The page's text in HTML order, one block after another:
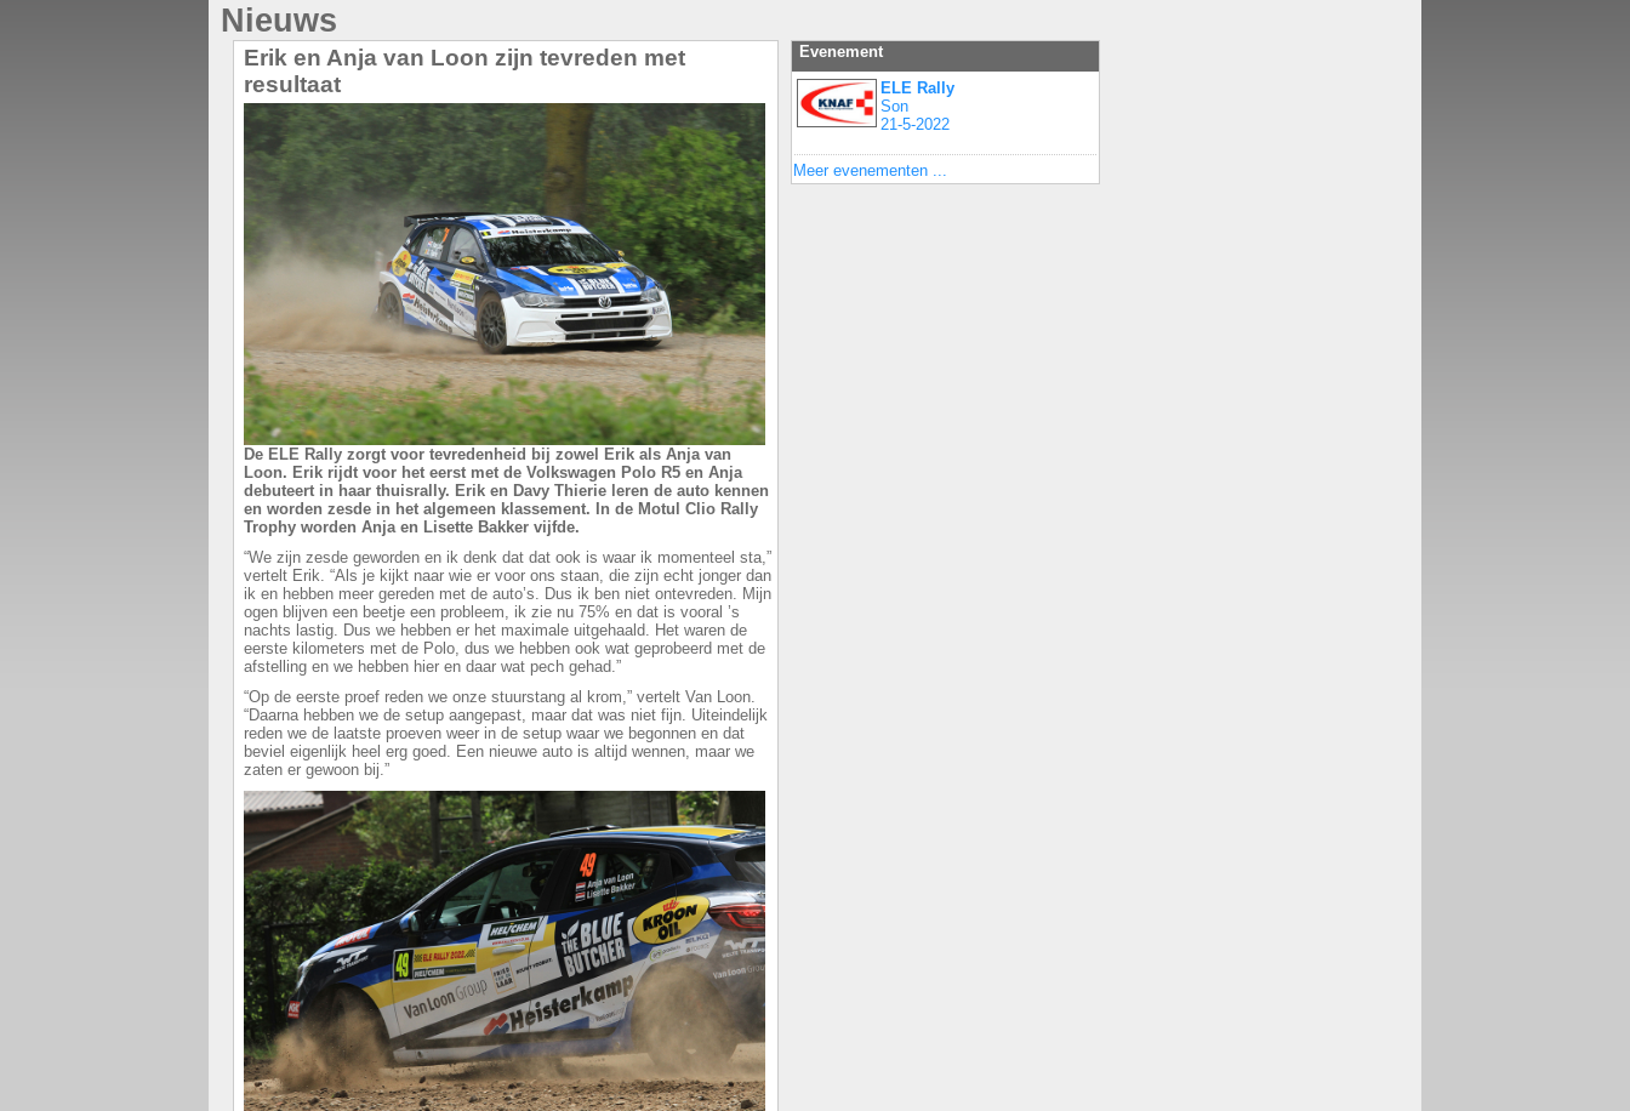
Nieuws
Erik en Anja van Loon zijn tevreden met
resultaat
De ELE Rally zorgt voor tevredenheid bij zowel Erik als Anja van
Loon. Erik rijdt voor het eerst met de Volkswagen Polo R5 en Anja
debuteert in haar thuisrally. Erik en Davy Thierie leren de auto kennen
en worden zesde in het algemeen klassement. In de Motul Clio Rally
Trophy worden Anja en Lisette Bakker vijfde.
“We zijn zesde geworden en ik denk dat dat ook is waar ik momenteel sta,”
vertelt Erik. “Als je kijkt naar wie er voor ons staan, die zijn echt jonger dan
ik en hebben meer gereden met de auto’s. Dus ik ben niet ontevreden. Mijn
ogen blijven een beetje een probleem, ik zie nu 75% en dat is vooral ’s
nachts lastig. Dus we hebben er het maximale uitgehaald. Het waren de
eerste kilometers met de Polo, dus we hebben ook wat geprobeerd met de
afstelling en we hebben hier en daar wat pech gehad.”
“Op de eerste proef reden we onze stuurstang al krom,” vertelt Van Loon.
“Daarna hebben we de setup aangepast, maar dat was niet fijn. Uiteindelijk
reden we de laatste proeven weer in de setup waar we begonnen en dat
beviel eigenlijk heel erg goed. Een nieuwe auto is altijd wennen, maar we
zaten er gewoon bij.”
Evenement
ELE Rally
Son
21-5-2022
Meer evenementen ...